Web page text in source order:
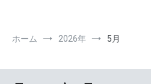
ホーム 2026年 5月